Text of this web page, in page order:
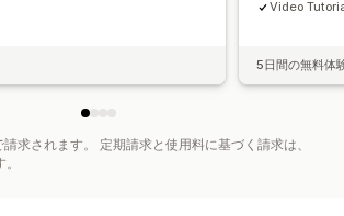
Video
5日間の無料体
求されます。 定期請求と使用料に基づく請求は、